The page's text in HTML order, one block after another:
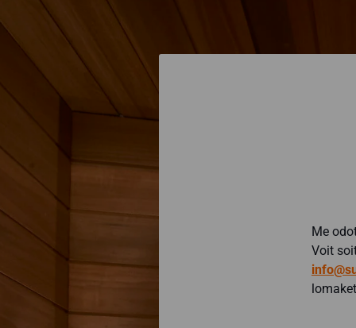
Me
Voit